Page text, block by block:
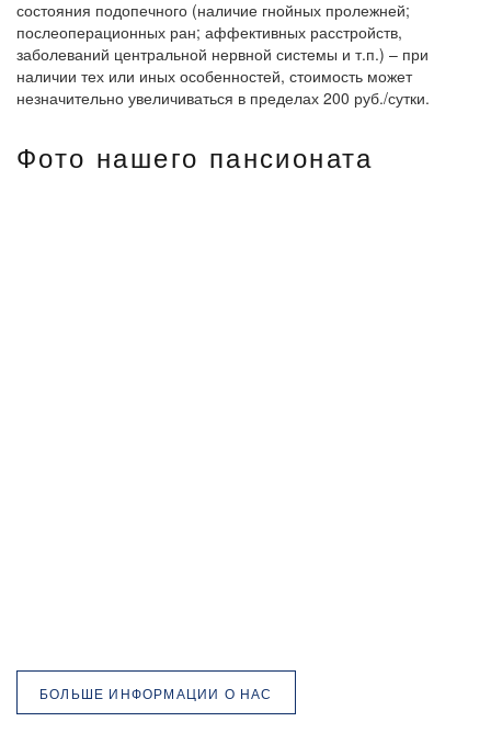
состояния подопечного (наличие гнойных пролежней;
послеоперационных ран; аффективных расстройств,
заболеваний центральной нервной системы и т.п.) – при
наличии тех или иных особенностей, стоимость может
незначительно увеличиваться в пределах 200 руб./сутки.
Фото нашего пансионата
БОЛЬШЕ ИНФОРМАЦИИ О НАС